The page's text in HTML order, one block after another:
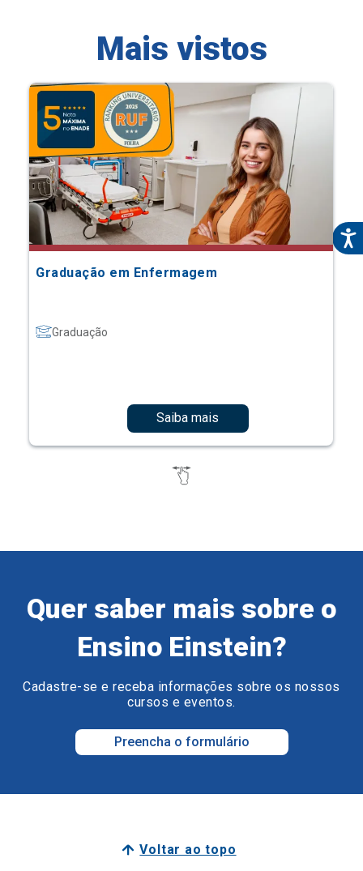
Mais vistos
Graduação em Enfermagem
Graduação
Saiba mais
Quer saber mais sobre o
Ensino Einstein?
Cadastre-se e receba informações sobre os nossos
cursos e eventos.
Preencha o formulário
Voltar ao topo